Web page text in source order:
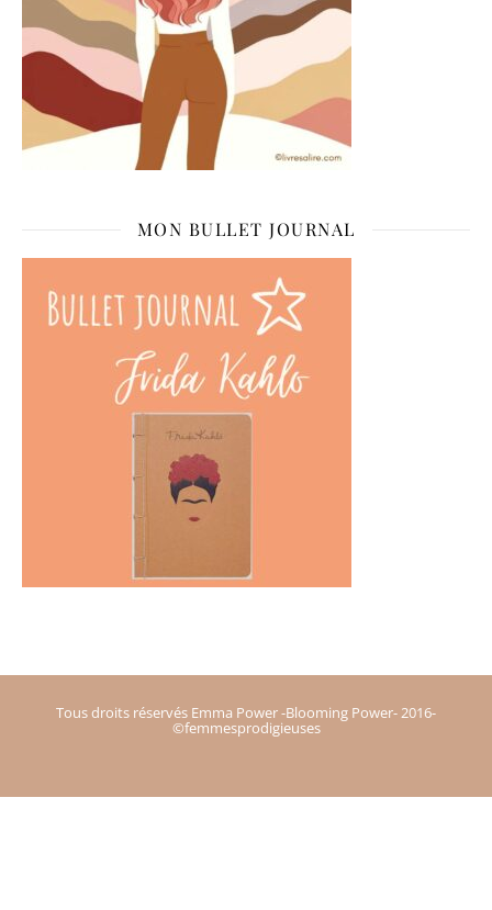
MON BULLET JOURNAL
Tous droits réservés Emma Power -Blooming Power- 2016-
©femmesprodigieuses